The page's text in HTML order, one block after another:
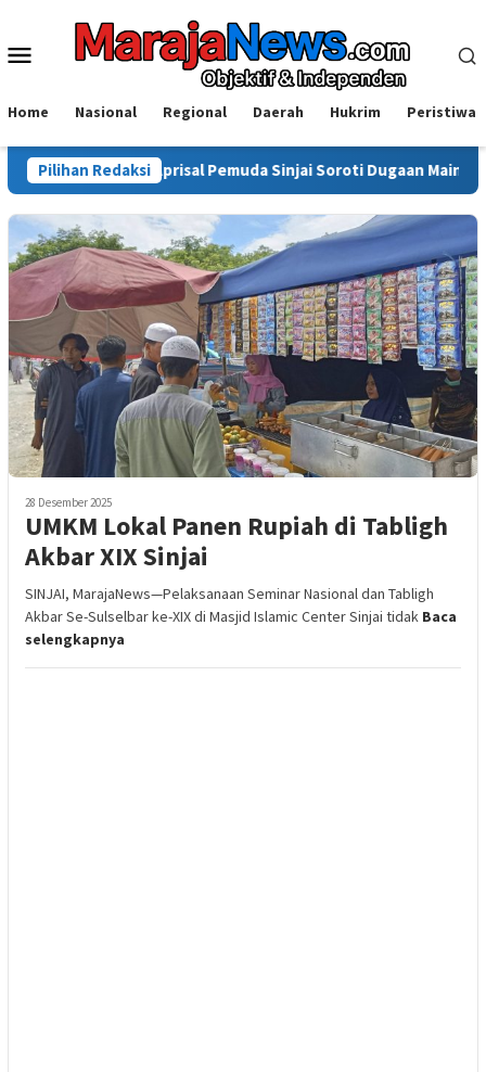
konten
Menu
Home Nasional Regional Daerah Hukrim Peristiwa
Pilihan Redaksi
Isyal Aprisal Pemuda Sinjai Soroti Dugaan Main Hakim Sendiri
28 Desember 2025
UMKM Lokal Panen Rupiah di Tabligh
Akbar XIX Sinjai
SINJAI, MarajaNews—Pelaksanaan Seminar Nasional dan Tabligh
Akbar Se-Sulselbar ke-XIX di Masjid Islamic Center Sinjai tidak Baca
selengkapnya